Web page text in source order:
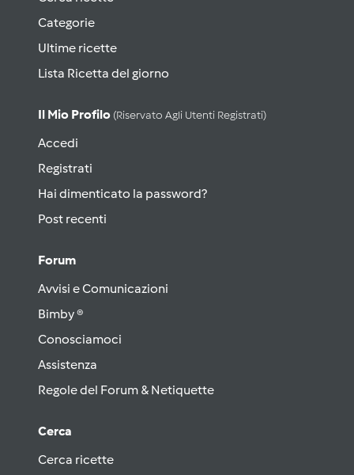
Categorie
Ultime ricette
Lista Ricetta del giorno
Il Mio Profilo (riservato Agli Utenti Registrati)
Accedi
Registrati
Hai dimenticato la password?
Post recenti
Forum
Avvisi e Comunicazioni
Bimby ®
Conosciamoci
Assistenza
Regole del Forum & Netiquette
Cerca
Cerca ricette